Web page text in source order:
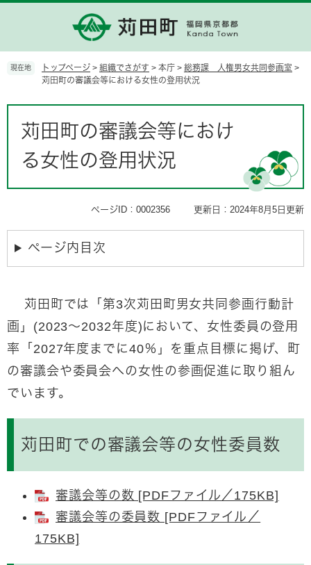
の
す。
ー
し
現在地 トップページ > 組織でさがす > 本庁 > 総務課 人権男女共同参画室 >
苅田町の審議会等における女性の登用状況
苅田町の審議会等におけ
る女性の登用状況
ページID：0002356 更新日：2024年8月5日更新
ページ内目次
苅田町では「第3次苅田町男女共同参画行動計
画」(2023～2032年度)において、女性委員の登用
率「2027年度までに40％」を重点目標に掲げ、町
の審議会や委員会への女性の参画促進に取り組ん
でいます。
苅田町での審議会等の女性委員数
審議会等の数 [PDFファイル／175KB]
審議会等の委員数 [PDFファイル／
175KB]